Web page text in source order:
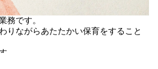
務です。
りながらあたたかい保育をすること
。